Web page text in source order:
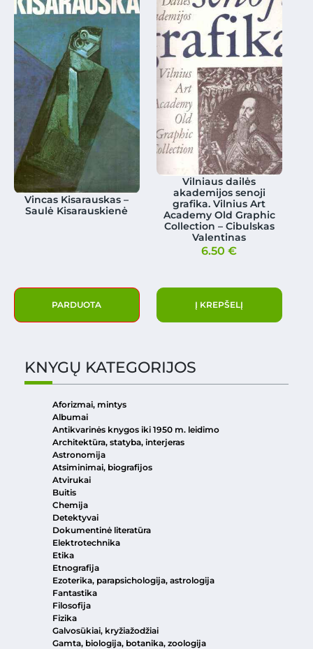
Vincas Kisarauskas –
Saulė Kisarauskienė
PARDUOTA
Vilniaus dailės
akademijos senoji
grafika. Vilnius Art
Academy Old Graphic
Collection – Cibulskas
Valentinas
6.50€
Į KREPŠELĮ
KNYGŲ KATEGORIJOS
Aforizmai, mintys
Albumai
Antikvarinės knygos iki 1950 m. leidimo
Architektūra, statyba, interjeras
Astronomija
Atsiminimai, biografijos
Atvirukai
Buitis
Chemija
Detektyvai
Dokumentinė literatūra
Elektrotechnika
Etika
Etnografija
Ezoterika, parapsichologija, astrologija
Fantastika
Filosofija
Fizika
Galvosūkiai, kryžiažodžiai
Gamta, biologija, botanika, zoologija